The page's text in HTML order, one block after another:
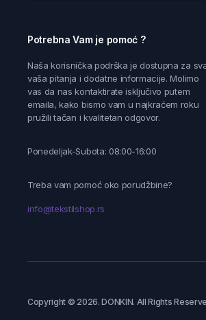
Potrebna Vam je pomoć ?
Naša korisnička podrška je dostupna za
vaša pitanja i dodatne informacije. Molimo
vas da nas kontaktirate isključivo putem
emaila, kako bismo vam u najkraćem roku
pružili tačan i kvalitetan odgovor.
Ponedeljak-Subota: 08:00-16:00
Treba vam pomoć oko porudžbine?
info@tekstilshop.rs
Copyright © 2026. DONKIN. All Rights